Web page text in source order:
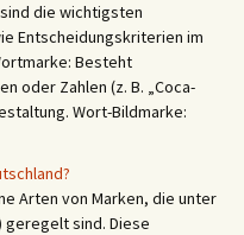
die wichtigsten
Entscheidungskriterien im
Besteht
oder Zahlen (z. B. „Coca-
Wort-Bildmarke:
Arten von Marken, die unter
geregelt sind. Diese